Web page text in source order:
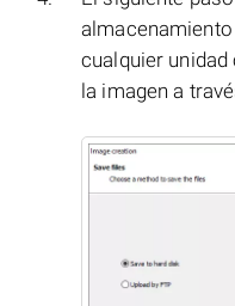
cualquier unidad
la imagen a